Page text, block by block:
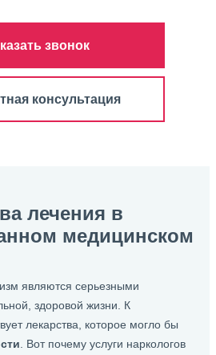
звонок
консультация
лечения в
медицинском
являются серьезными
здоровой жизни. К
лекарства, которое могло бы
. Вот почему услуги наркологов